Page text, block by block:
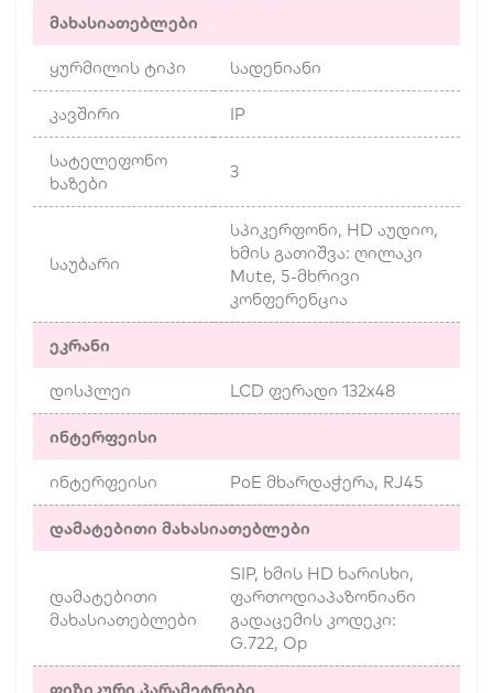
მახასიათებლები
ყურმილის ტიპი სადენიანი
კავშირი IP
სატელეფონო
ხაზები
3
საუბარი
სპიკერფონი, HD აუდიო,
ხმის გათიშვა: ღილაკი
Mute, 5-მხრივი
კონფერენცია
ეკრანი
დისპლეი LCD ფერადი 132x48
ინტერფეისი
ინტერფეისი PoE მხარდაჭერა, RJ45
დამატებითი მახასიათებლები
დამატებითი
მახასიათებლები
SIP, ხმის HD ხარისხი,
ფართოდიაპაზონიანი
გადაცემის კოდეკი:
G.722, Op